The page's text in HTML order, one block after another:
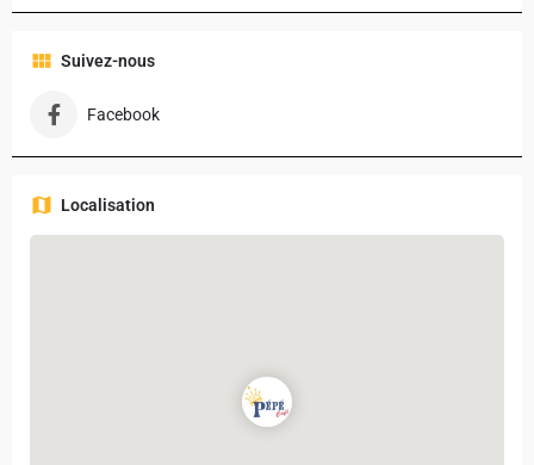
Suivez-nous
Facebook
Localisation